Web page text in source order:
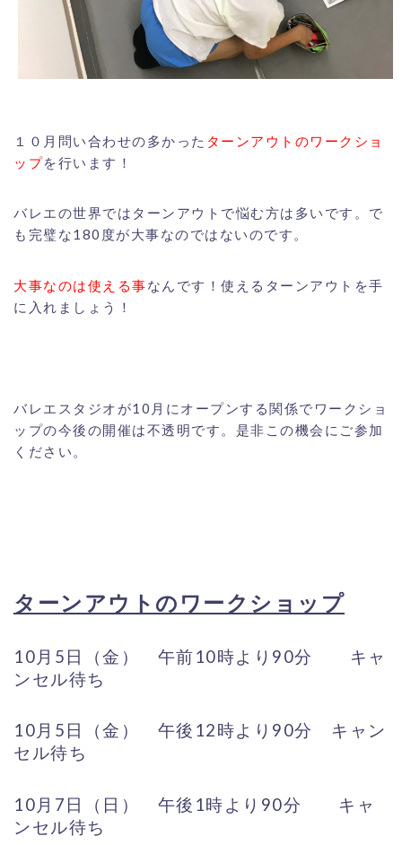
１０月問い合わせの多かった ターンアウトのワークショ
ップを行います！
バレエの世界ではターンアウトで悩む方は多いです。で
も完璧な180度が大事なのではないのです。
大事なのは使える事なんです！使えるターンアウトを手
に入れましょう！
バレエスタジオが10月にオープンする関係でワークショ
ップの今後の開催は不透明です。是非この機会にご参加
ください。
ターンアウトのワークショップ
10月5日（金） 午前10時より90分 キャ
ンセル待ち
10月5日（金） 午後12時より90分 キャン
セル待ち
10月7日（日） 午後1時より90分 キャ
ンセル待ち